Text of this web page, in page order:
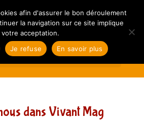
dans Vivant Mag
afin d'assurer le bon déroulement
la navigation sur ce site implique
votre acceptation.
Je refuse En savoir plus